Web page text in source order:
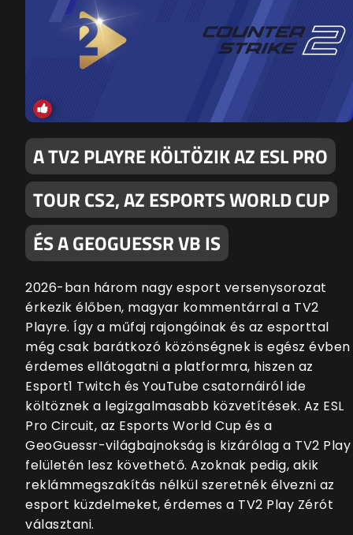
A TV2 PLAYRE KÖLTÖZIK AZ ESL PRO
TOUR CS2, AZ ESPORTS WORLD CUP
ÉS A GEOGUESSR VB IS
2026-ban három nagy esport versenysorozat
érkezik élőben, magyar kommentárral a TV2
Playre. Így a műfaj rajongóinak és az esporttal
még csak barátkozó közönségnek is egész évben
érdemes ellátogatni a platformra, hiszen az
Esport1 Twitch és YouTube csatornáiról ide
költöznek a legizgalmasabb közvetítések. Az ESL
Pro Circuit, az Esports World Cup és a
GeoGuessr-világbajnokság is kizárólag a TV2 Play
felületén lesz követhető. Azoknak pedig, akik
reklámmegszakítás nélkül szeretnék élvezni az
esport küzdelmeket, érdemes a TV2 Play Zérót
választani.